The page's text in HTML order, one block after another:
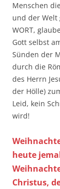
Menschen
und der Welt
WORT,
Gott selbst
Sünden der
durch die
des Herrn
der Hölle)
Leid, kein
wird!
heute
Christus,